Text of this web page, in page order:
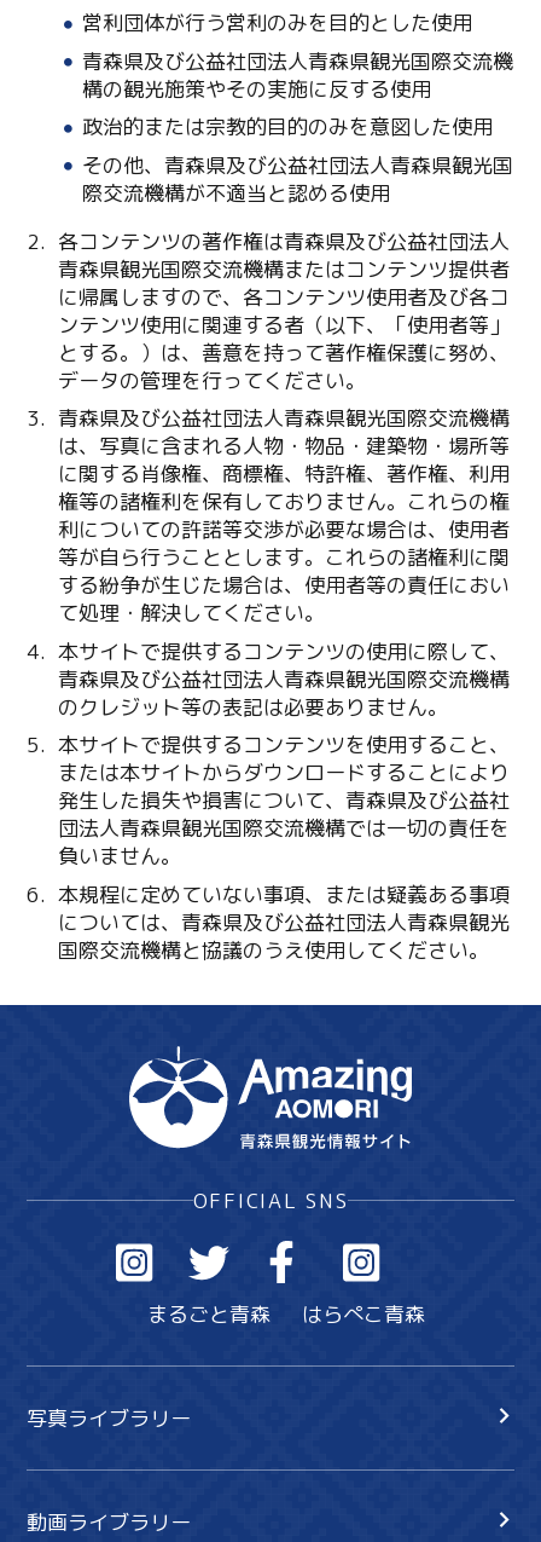
営利団体が行う営利のみを目的とした使用
青森県及び公益社団法人青森県観光国際交流機
構の観光施策やその実施に反する使用
政治的または宗教的目的のみを意図した使用
その他、青森県及び公益社団法人青森県観光国
際交流機構が不適当と認める使用
各コンテンツの著作権は青森県及び公益社団法人
青森県観光国際交流機構またはコンテンツ提供者
に帰属しますので、各コンテンツ使用者及び各コ
ンテンツ使用に関連する者（以下、「使用者等」
とする。）は、善意を持って著作権保護に努め、
データの管理を行ってください。
青森県及び公益社団法人青森県観光国際交流機構
は、写真に含まれる人物・物品・建築物・場所等
に関する肖像権、商標権、特許権、著作権、利用
権等の諸権利を保有しておりません。これらの権
利についての許諾等交渉が必要な場合は、使用者
等が自ら行うこととします。これらの諸権利に関
する紛争が生じた場合は、使用者等の責任におい
て処理・解決してください。
本サイトで提供するコンテンツの使用に際して、
青森県及び公益社団法人青森県観光国際交流機構
のクレジット等の表記は必要ありません。
本サイトで提供するコンテンツを使用すること、
または本サイトからダウンロードすることにより
発生した損失や損害について、青森県及び公益社
団法人青森県観光国際交流機構では一切の責任を
負いません。
本規程に定めていない事項、または疑義ある事項
については、青森県及び公益社団法人青森県観光
国際交流機構と協議のうえ使用してください。
OFFICIAL SNS
まるごと青森 はらぺこ青森
写真ライブラリー
動画ライブラリー
Twitter
Facebook
Line
Copy URL